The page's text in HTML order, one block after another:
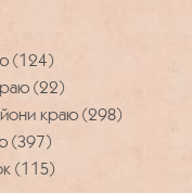
(124)
(22)
краю (298)
(397)
(115)